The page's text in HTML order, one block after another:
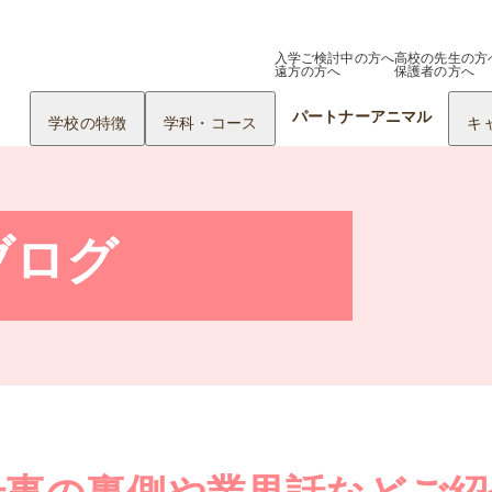
入学ご検討中の方へ
遠方の方へ
高校の先生の方
保護者の方へ
学校の特徴 学科・コース パートナーアニマル キ
ログ